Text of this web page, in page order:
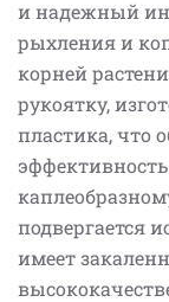
и надежный
рыхления и
корней
рукоятку,
пластика, что
подвергается
имеет